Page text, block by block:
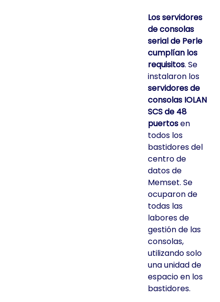
Los servidores
de consolas
serial de Perle
cumplían los
requisitos. Se
instalaron los
servidores de
consolas IOLAN
SCS de 48
puertosen
todos los
bastidores del
centro de
datos de
Memset. Se
ocuparon de
todas las
labores de
gestión de las
consolas,
utilizando solo
una unidad de
espacio en los
bastidores.